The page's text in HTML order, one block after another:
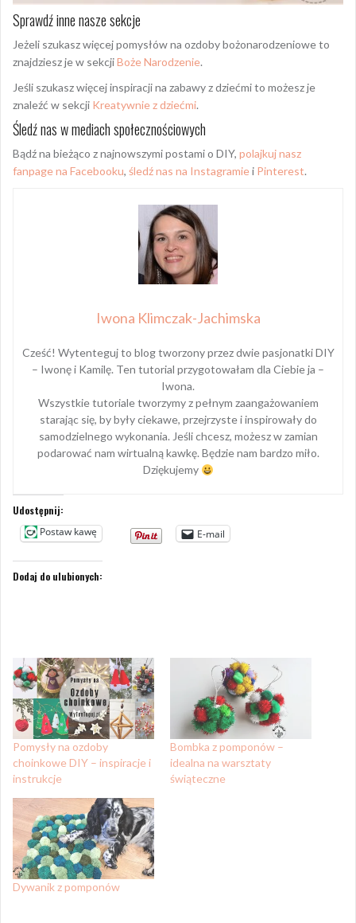
Sprawdź inne nasze sekcje
Jeżeli szukasz więcej pomysłów na ozdoby bożonarodzeniowe to
znajdziesz je w sekcjiBoże Narodzenie.
Jeśli szukasz więcej inspiracji na zabawy z dziećmi to możesz je
znaleźć w sekcji Kreatywnie z dziećmi.
Śledź nas w mediach społecznościowych
Bądź na bieżąco z najnowszymi postami o DIY, polajkuj nasz
fanpage na Facebooku, śledź nas na Instagramiei Pinterest.
Iwona Klimczak-Jachimska
Cześć! Wytenteguj to blog tworzony przez dwie pasjonatki DIY
– Iwonę i Kamilę. Ten tutorial przygotowałam dla Ciebie ja –
Iwona.
Wszystkie tutoriale tworzymy z pełnym zaangażowaniem
starając się, by były ciekawe, przejrzyste i inspirowały do
samodzielnego wykonania. Jeśli chcesz, możesz w zamian
podarować nam wirtualną kawkę. Będzie nam bardzo miło.
Dziękujemy
Udostępnij:
Postaw kawę
E-mail
Dodaj do ulubionych:
Pomysły na ozdoby
choinkowe DIY – inspiracje i
instrukcje
Bombka z pomponów –
idealna na warsztaty
świąteczne
Dywanik z pomponów